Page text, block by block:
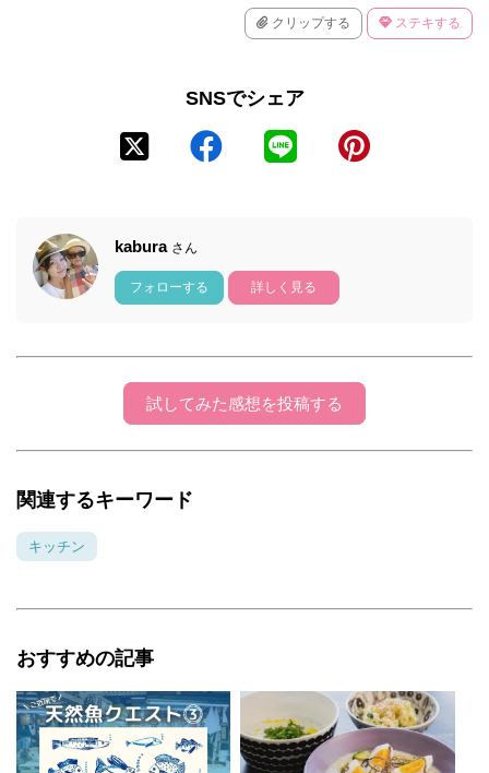
クリップする ステキする
SNSでシェア
kabura さん
フォローする 詳しく見る
試してみた感想を投稿する
関連するキーワード
キッチン
おすすめの記事